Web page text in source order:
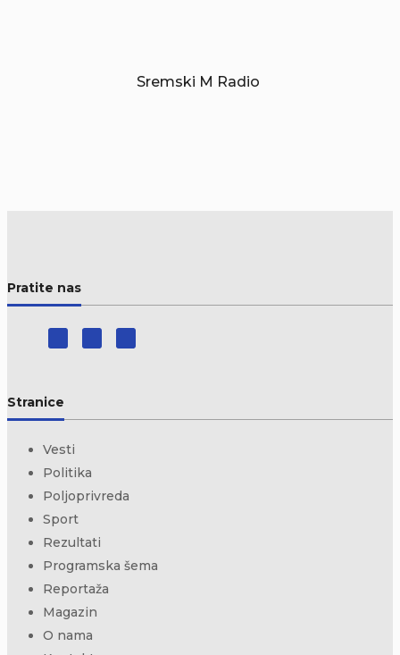
Sremski M Radio
Pratite nas
Stranice
Vesti
Politika
Poljoprivreda
Sport
Rezultati
Programska šema
Reportaža
Magazin
O nama